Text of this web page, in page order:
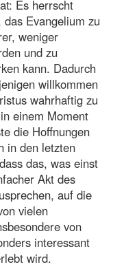
Es herrscht
Evangelium zu
weniger
und zu
kann. Dadurch
willkommen
wahrhaftig zu
einem Moment
die Hoffnungen
in den letzten
das, was einst
Akt des
auf die
vielen
von
interessant
wird.